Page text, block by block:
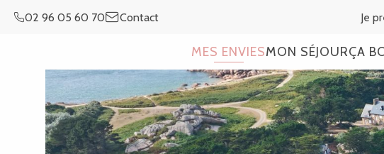
02 96 05 60 70 Contact Je
MES ENVIESMON SÉJOURÇA